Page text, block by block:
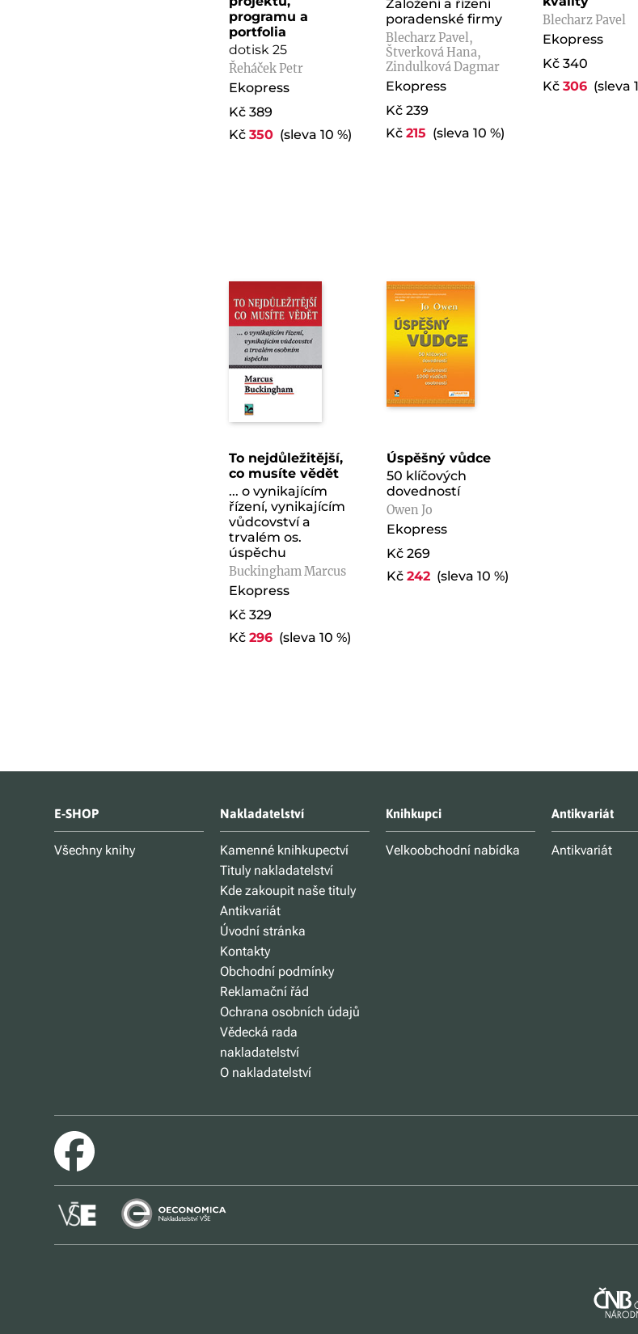
programu a
portfolia
dotisk 25
Řeháček Petr
Ekopress
Kč 389
Kč350 (sleva 10 %)
Založení a řízení
poradenské firmy
Blecharz Pavel,
Štverková Hana,
Zindulková Dagmar
Ekopress
Kč 239
Kč 215 (sleva 10 %)
Blecharz Pavel
Ekopress
Kč 340
Kč 306(sleva
To nejdůležitější,
co musíte vědět
... o vynikajícím
řízení, vynikajícím
vůdcovství a
trvalém os.
úspěchu
Buckingham Marcus
Ekopress
Kč 329
Kč296 (sleva 10 %)
Úspěšný vůdce
50 klíčových
dovedností
Owen Jo
Ekopress
Kč 269
Kč 242(sleva 10 %)
E-SHOP
Všechny knihy
Nakladatelství
Kamenné knihkupectví
Tituly nakladatelství
Kde zakoupit naše tituly
Antikvariát
Úvodní stránka
Kontakty
Obchodní podmínky
Reklamační řád
Ochrana osobních údajů
Vědecká rada
nakladatelství
O nakladatelství
Knihkupci
Velkoobchodní nabídka
Antikvariát
Antikvariát